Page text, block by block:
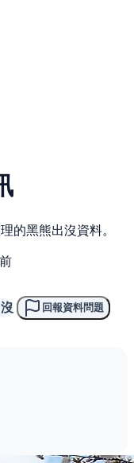
的黑熊出沒資料。
回報資料問題